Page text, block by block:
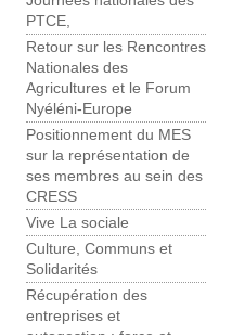
PTCE,
Retour sur les Rencontres
Nationales des
Agricultures et le Forum
Nyéléni-Europe
Positionnement du MES
sur la représentation de
ses membres au sein des
CRESS
Vive La sociale
Culture, Communs et
Solidarités
Récupération des
entreprises et